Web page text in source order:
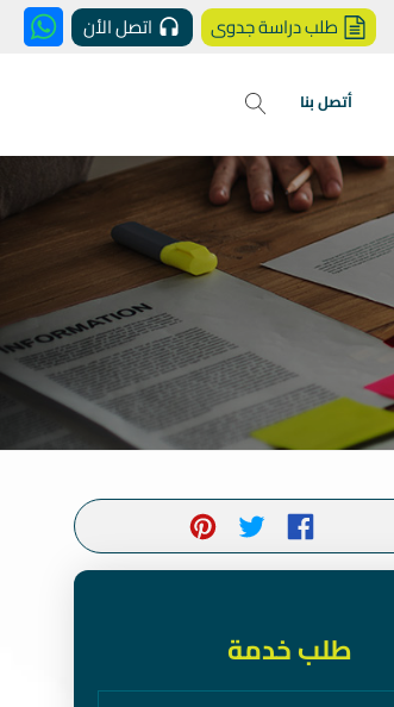
طلب دراسة جدوى اتصل الأن
أتصل بنا
طلب خدمة